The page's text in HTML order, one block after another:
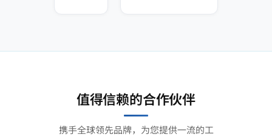
值得信赖的合作伙伴
携手全球领先品牌，为您提供一流的工